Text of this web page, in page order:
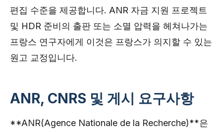
편집 수준을 제공합니다. ANR 자금 지원 프로젝트
및 HDR 준비의 출판 또는 소멸 압력을 헤쳐나가는
프랑스 연구자에게 이것은 프랑스가 의지할 수 있는
원고 교정입니다.
ANR, CNRS 및 게시 요구사항
**ANR(Agence Nationale de la Recherche)**은